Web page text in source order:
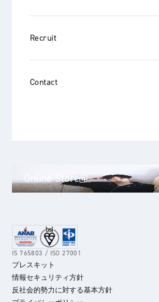
Recruit
Contact
Online Store
IS 765803 / ISO 27001
プレスキット
情報セキュリティ方針
反社会的勢力に対する基本方針